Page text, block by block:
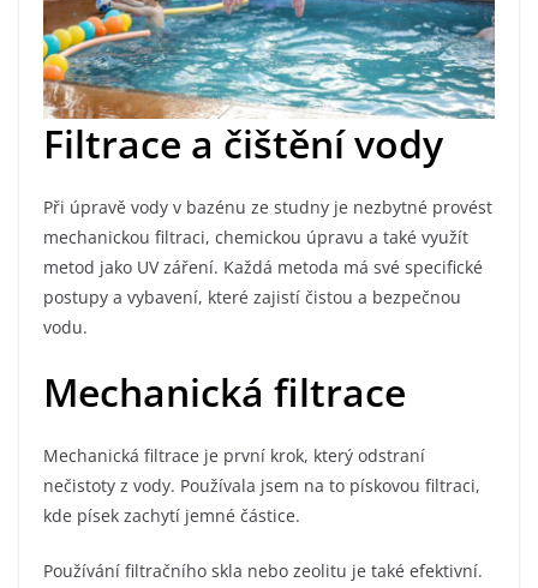
Filtrace a čištění vody
Při úpravě vody v bazénu ze studny je nezbytné provést
mechanickou filtraci, chemickou úpravu a také využít
metod jako UV záření. Každá metoda má své specifické
postupy a vybavení, které zajistí čistou a bezpečnou
vodu.
Mechanická filtrace
Mechanická filtrace je první krok, který odstraní
nečistoty z vody. Používala jsem na to pískovou filtraci,
kde písek zachytí jemné částice.
Používání filtračního skla nebo zeolitu je také efektivní.